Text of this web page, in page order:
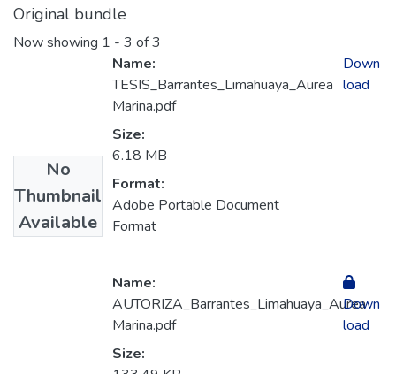
Original bundle
Now showing 1 - 3 of 3
No
Thumbnail
Available
Name:
TESIS_Barrantes_Limahuaya_Aurea
Marina.pdf
Size:
6.18 MB
Format:
Adobe Portable Document
Format
Down
load
Name:
AUTORIZA_Barrantes_Limahuaya_Aurea
Marina.pdf
Size:
Down
load